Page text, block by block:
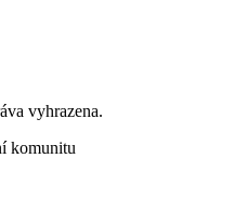
vyhrazena.
komunitu